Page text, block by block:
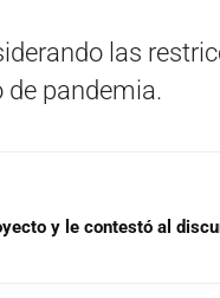
las
de pandemia.
y le contestó al